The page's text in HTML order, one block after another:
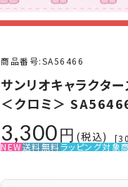
商品番号 SA56466
サンリオキャラクタ
＜クロミ＞
3,300 税込 [30
NEW送料無料ラッピング対象